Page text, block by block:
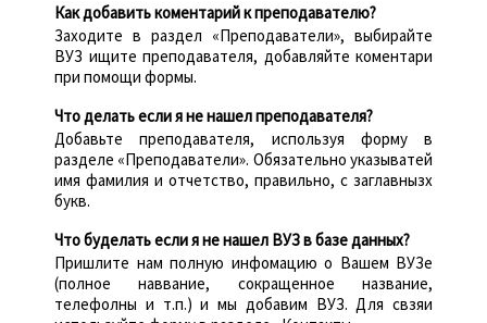
Как добавить коментарий к преподавателю?
Заходите в раздел «Преподаватели», выбирайте
ВУЗ ищите преподавателя, добавляйте коментари
при помощи формы.
Что делать если я не нашел преподавателя?
Добавьте преподавателя, используя форму в
разделе «Преподаватели». Обязательно указыватей
имя фамилия и отчетство, правильно, с заглавнызх
букв.
Что буделать если я не нашел ВУЗ в базе данных?
Пришлите нам полную инфомацию о Вашем ВУЗе
(полное наввание, сокращенное название,
телефолны и т.п.) и мы добавим ВУЗ. Для свзяи